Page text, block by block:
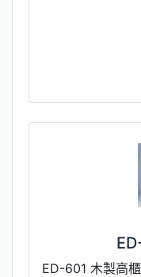
ED-601 木製高